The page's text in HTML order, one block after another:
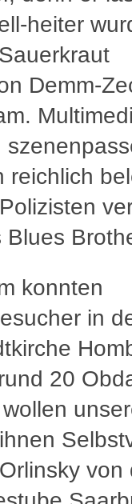
heiter
Demm-
reichlich
Blues
konnten
in
20
von